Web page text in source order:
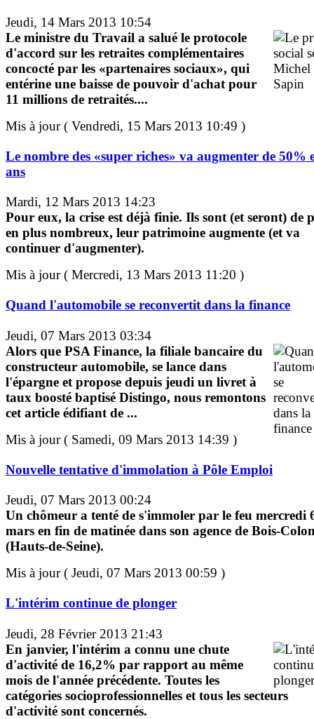
Jeudi, 14 Mars 2013 10:54
Le ministre du Travail a salué le protocole
d'accord sur les retraites complémentaires
concocté par les «partenaires sociaux», qui
entérine une baisse de pouvoir d'achat pour
11 millions de retraités....
Mis à jour ( Vendredi, 15 Mars 2013 10:49 )
Le nombre des «super riches» va augmenter de 50%
ans
Mardi, 12 Mars 2013 14:23
Pour eux, la crise est déjà finie. Ils sont (et seront) de
en plus nombreux, leur patrimoine augmente (et va
continuer d'augmenter).
Mis à jour ( Mercredi, 13 Mars 2013 11:20 )
Quand l'automobile se reconvertit dans la finance
Jeudi, 07 Mars 2013 03:34
Alors que PSA Finance, la filiale bancaire du
constructeur automobile, se lance dans
l'épargne et propose depuis jeudi un livret à
taux boosté baptisé Distingo, nous remontons
cet article édifiant de ...
Mis à jour ( Samedi, 09 Mars 2013 14:39 )
Nouvelle tentative d'immolation à Pôle Emploi
Jeudi, 07 Mars 2013 00:24
Un chômeur a tenté de s'immoler par le feu mercredi
mars en fin de matinée dans son agence de Bois-
(Hauts-de-Seine).
Mis à jour ( Jeudi, 07 Mars 2013 00:59 )
L'intérim continue de plonger
Jeudi, 28 Février 2013 21:43
En janvier, l'intérim a connu une chute
d'activité de 16,2% par rapport au même
mois de l'année précédente. Toutes les
catégories socioprofessionnelles et tous les secteurs
d'activité sont concernés.